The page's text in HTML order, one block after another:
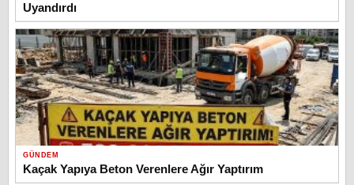
Uyandırdı
GÜNDEM
Kaçak Yapıya Beton Verenlere Ağır Yaptırım